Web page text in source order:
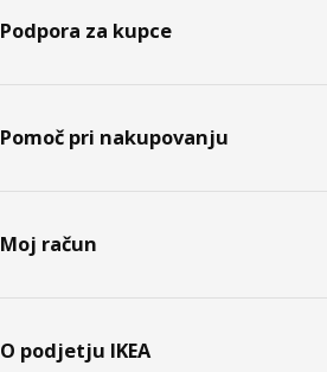
Podpora za kupce
Pomoč pri nakupovanju
Moj račun
O podjetju IKEA